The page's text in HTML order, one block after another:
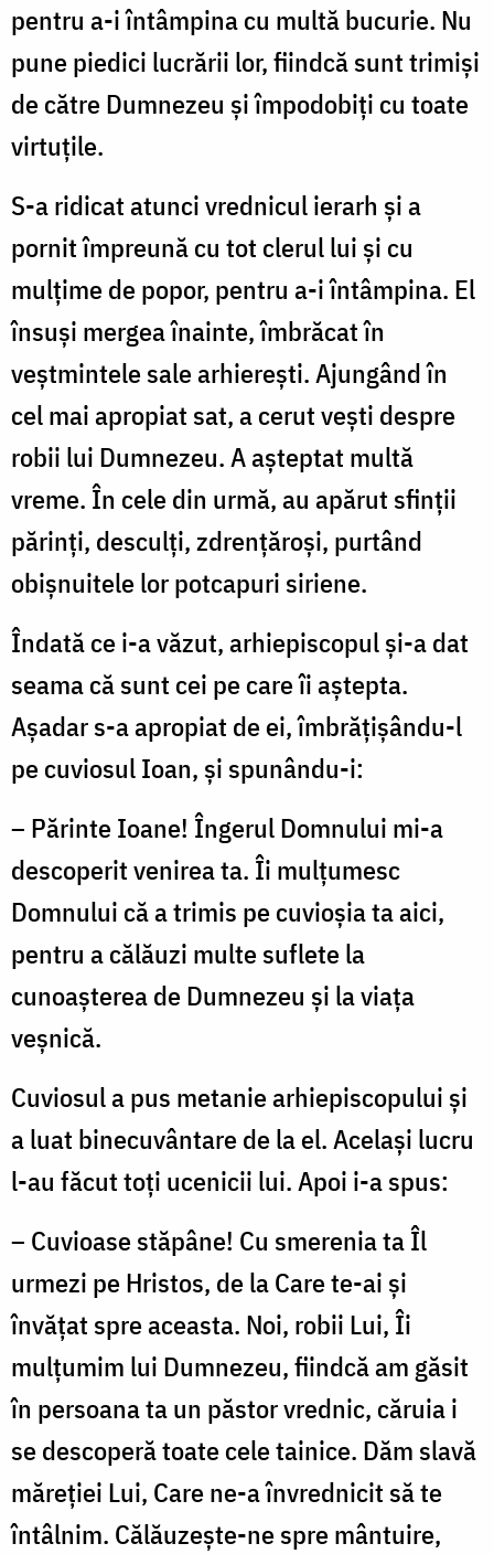
pentru a-i întâmpina cu multă bucurie. Nu
pune piedici lucrării lor, fiindcă sunt trimiși
de către Dumnezeu și împodobiți cu toate
virtuțile.
S-a ridicat atunci vrednicul ierarh și a
pornit împreună cu tot clerul lui și cu
mulțime de popor, pentru a-i întâmpina. El
însuși mergea înainte, îmbrăcat în
veștmintele sale arhierești. Ajungând în
cel mai apropiat sat, a cerut vești despre
robii lui Dumnezeu. A așteptat multă
vreme. În cele din urmă, au apărut sfinții
părinți, desculți, zdrențăroși, purtând
obișnuitele lor potcapuri siriene.
Îndată ce i-a văzut, arhiepiscopul și-a dat
seama că sunt cei pe care îi aștepta.
Așadar s-a apropiat de ei, îmbrățișându-l
pe cuviosul Ioan, și spunându-i:
– Părinte Ioane! Îngerul Domnului mi-a
descoperit venirea ta. Îi mulțumesc
Domnului că a trimis pe cuvioșia ta aici,
pentru a călăuzi multe suflete la
cunoașterea de Dumnezeu și la viața
veșnică.
Cuviosul a pus metanie arhiepiscopului și
a luat binecuvântare de la el. Același lucru
l-au făcut toți ucenicii lui. Apoi i-a spus:
– Cuvioase stăpâne! Cu smerenia ta Îl
urmezi pe Hristos, de la Care te-ai și
învățat spre aceasta. Noi, robii Lui, Îi
mulțumim lui Dumnezeu, fiindcă am găsit
în persoana ta un păstor vrednic, căruia i
se descoperă toate cele tainice. Dăm slavă
măreției Lui, Care ne-a învrednicit să te
întâlnim. Călăuzește-ne spre mântuire,